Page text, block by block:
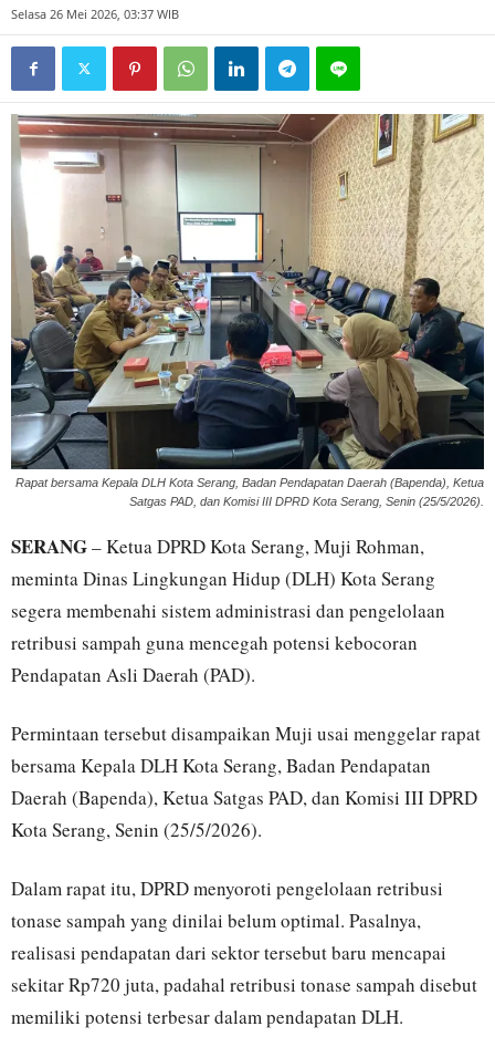
Selasa 26 Mei 2026, 03:37 WIB
Rapat bersama Kepala DLH Kota Serang, Badan Pendapatan Daerah (Bapenda), Ketua
Satgas PAD, dan Komisi III DPRD Kota Serang, Senin (25/5/2026).
SERANG– Ketua DPRD Kota Serang, Muji Rohman,
meminta Dinas Lingkungan Hidup (DLH) Kota Serang
segera membenahi sistem administrasi dan pengelolaan
retribusi sampah guna mencegah potensi kebocoran
Pendapatan Asli Daerah (PAD).
Permintaan tersebut disampaikan Muji usai menggelar rapat
bersama Kepala DLH Kota Serang, Badan Pendapatan
Daerah (Bapenda), Ketua Satgas PAD, dan Komisi III DPRD
Kota Serang, Senin (25/5/2026).
Dalam rapat itu, DPRD menyoroti pengelolaan retribusi
tonase sampah yang dinilai belum optimal. Pasalnya,
realisasi pendapatan dari sektor tersebut baru mencapai
sekitar Rp720 juta, padahal retribusi tonase sampah disebut
memiliki potensi terbesar dalam pendapatan DLH.